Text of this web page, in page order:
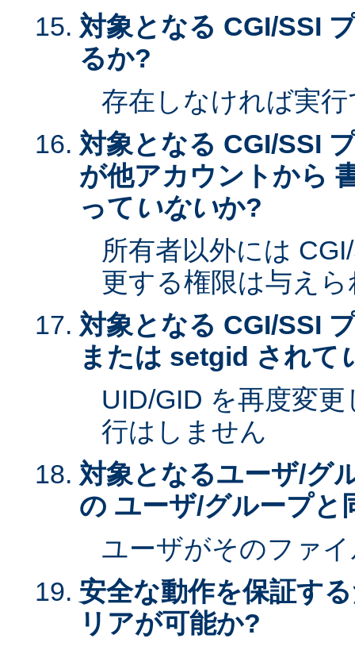
対象となる CGI/SSI
るか?
存在しなければ実
対象となる CGI/SSI
が他アカウントから
って いないか?
所有者以外には
更する権限は与え
対象となる CGI/SSI
または setgid されて
UID/GID を再度変
行はしません
対象となるユーザ/グ
の ユーザ/グループと
ユーザがそのファ
安全な動作を保証す
リアが可能か?